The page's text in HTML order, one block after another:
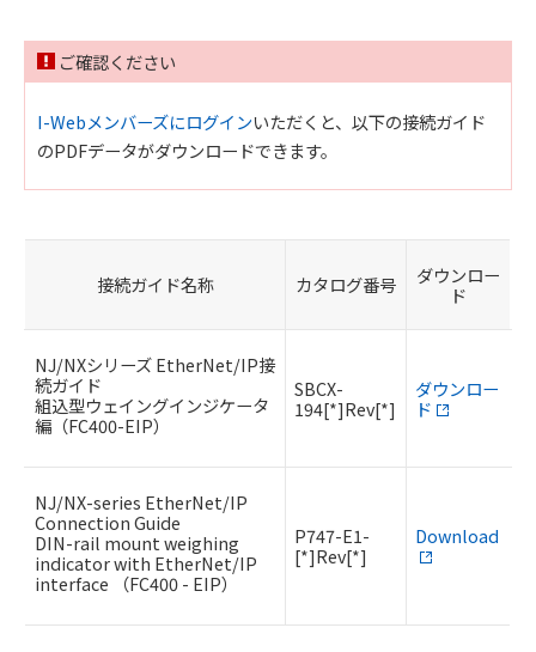
ご確認ください
I-Webメンバーズにログインいただくと、以下の接続ガイド
のPDFデータがダウンロードできます。
接続ガイド名称 カタログ番号
ダウンロー
ド
NJ/NXシリーズ EtherNet/IP接
続ガイド
組込型ウェイングインジケータ
編（FC400-EIP）
SBCX-
194[*]Rev[*]
ダウンロー
ド
NJ/NX-series EtherNet/IP
Connection Guide
DIN-rail mount weighing
indicator with EtherNet/IP
interface （FC400 - EIP）
P747-E1-
[*]Rev[*]
Download